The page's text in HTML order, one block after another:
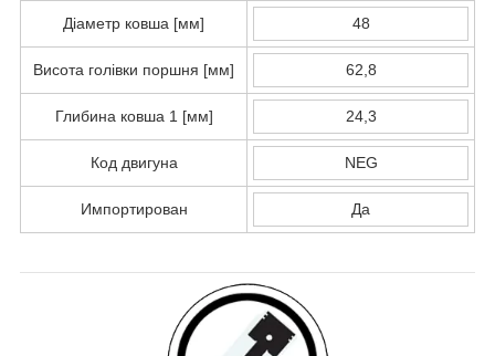
Діаметр ковша [мм] 48
Висота голівки поршня [мм] 62,8
Глибина ковша 1 [мм] 24,3
Код двигуна NEG
Импортирован Да